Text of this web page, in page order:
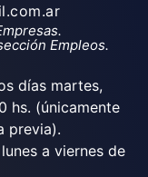
Empleos.
días martes,
hs. (únicamente
previa).
a viernes de